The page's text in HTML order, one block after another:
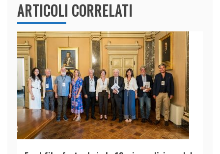
ARTICOLI CORRELATI